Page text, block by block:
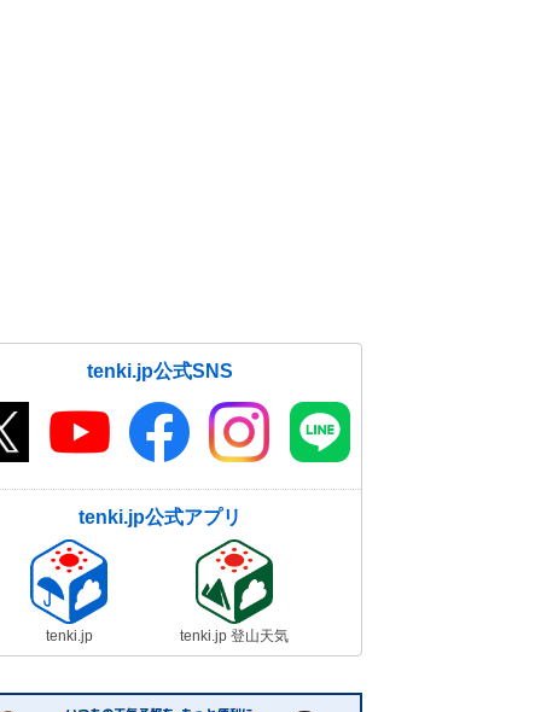
tenki.jp公式SNS
tenki.jp公式アプリ
tenki.jp tenki.jp 登山天気